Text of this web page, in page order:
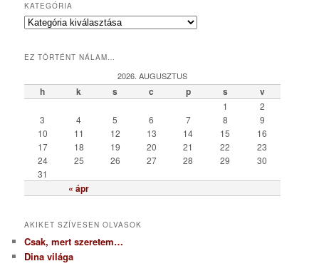
KATEGÓRIA
K
e
r
EZ TÖRTÉNT NÁLAM…
2026. AUGUSZTUS
h k s c p s v
« ápr
1
2
3
4 5 6 7 8
9
10
11 12 13 14 15
16
17
18 19 20 21 22
23
24
25 26 27 28 29
30
31
AKIKET SZÍVESEN OLVASOK
Csak, mert szeretem…
Dina világa